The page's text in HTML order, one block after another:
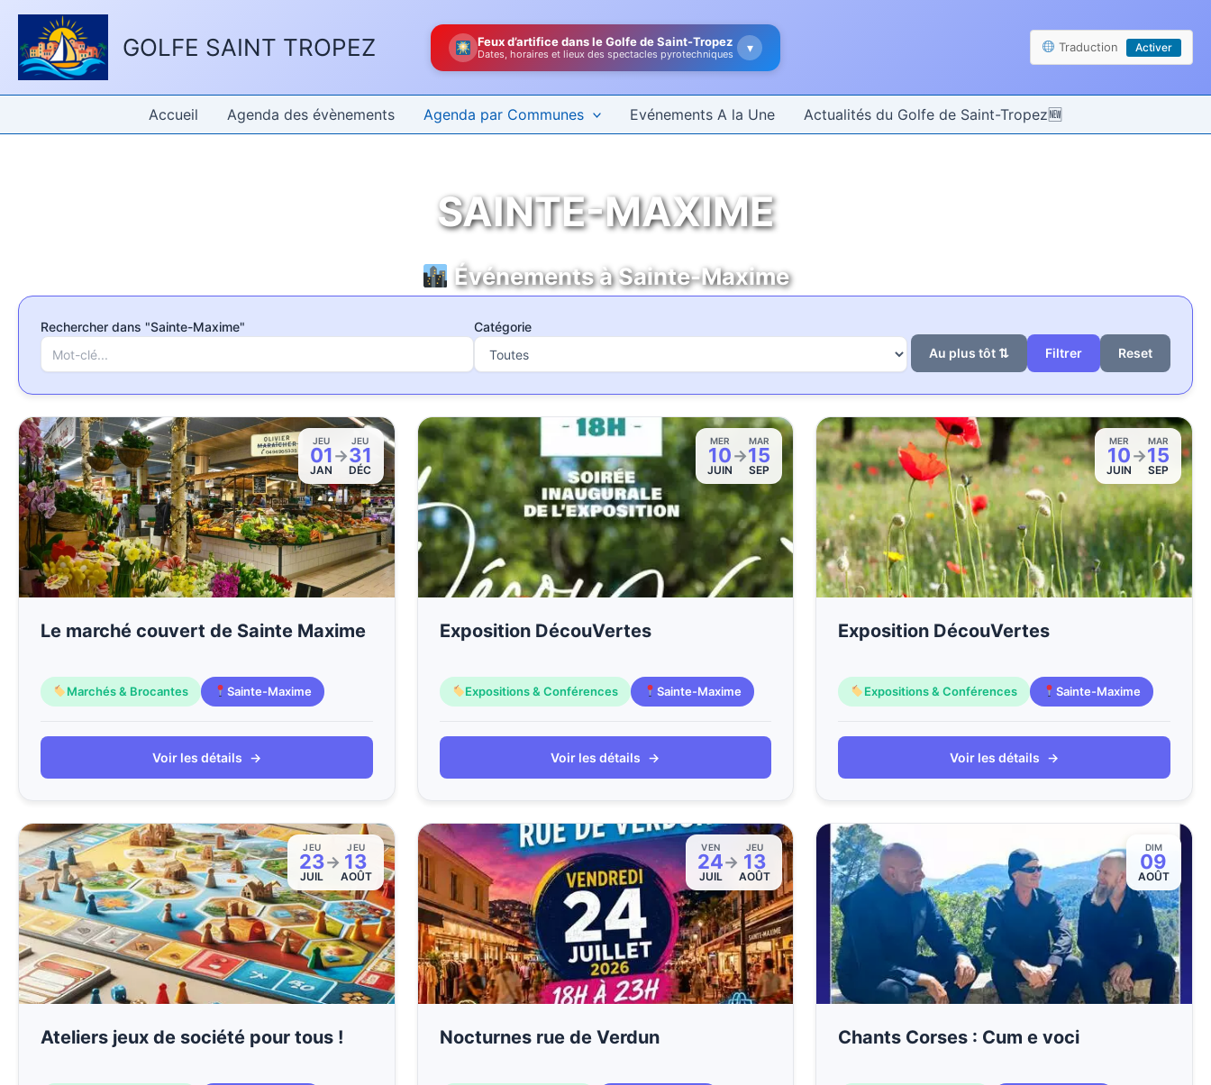
Panneau de gestion des cookies
Aller
contenu
GOLFE SAINT TROPEZ Feux d’artifice dans le Golfe de Saint-Tropez
Dates, horaires et lieux des spectacles pyrotechniques ▾ Traduction Activer
Accueil Agenda des évènements Agenda par Communes Evénements A la Une Actualités du Golfe de Saint-Tropez
SAINTE-MAXIME
Événements à Sainte-Maxime
Rechercher dans "Sainte-Maxime"
Catégorie
Au plus tôt ⇅
Reset
JEU
01
JAN
→
JEU
31
DÉC
Le marché couvert de Sainte Maxime
Marchés & Brocantes Sainte-Maxime
Voir les détails →
MER
10
JUIN
→
MAR
15
SEP
Exposition DécouVertes
Expositions & Conférences Sainte-Maxime
Voir les détails →
MER
10
JUIN
→
MAR
15
SEP
Exposition DécouVertes
Expositions & Conférences Sainte-Maxime
Voir les détails →
JEU
23
JUIL
→
JEU
13
AOÛT
Ateliers jeux de société pour tous !
VEN
24
JUIL
→
JEU
13
AOÛT
Nocturnes rue de Verdun
DIM
09
AOÛT
Chants Corses : Cum e voci